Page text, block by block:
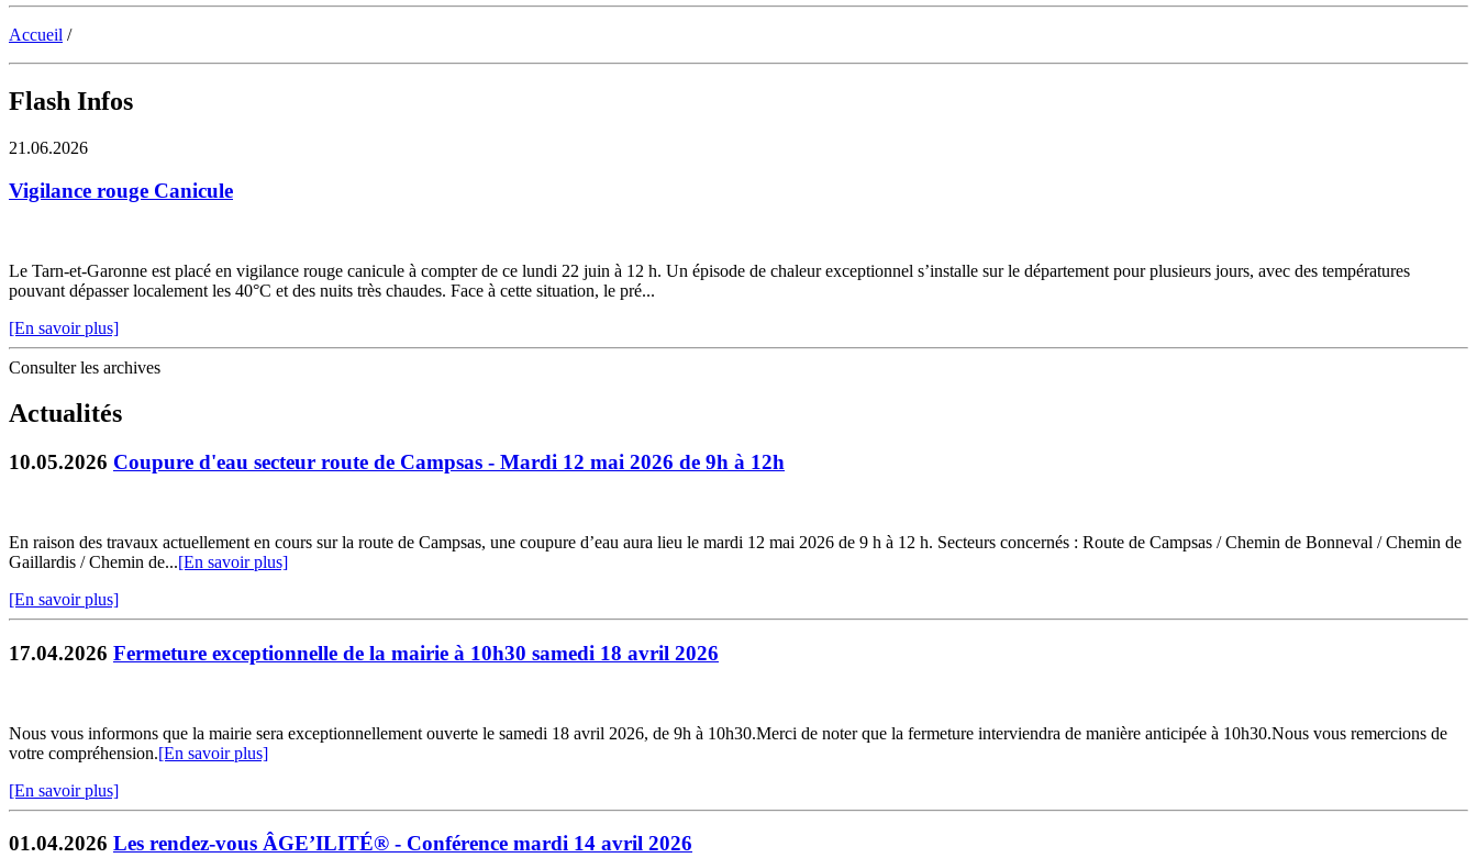
Accueil /
Flash Infos
21.06.2026
Vigilance rouge Canicule
Le Tarn-et-Garonne est placé en vigilance rouge canicule à compter de ce lundi 22 juin à 12 h. Un épisode de chaleur exceptionnel s’installe sur le département pour plusieurs jours, avec des températures
pouvant dépasser localement les 40°C et des nuits très chaudes. Face à cette situation, le pré...
[En savoir plus]
Consulter les archives
Actualités
10.05.2026 Coupure d'eau secteur route de Campsas - Mardi 12 mai 2026 de 9h à 12h
En raison des travaux actuellement en cours sur la route de Campsas, une coupure d’eau aura lieu le mardi 12 mai 2026 de 9 h à 12 h. Secteurs concernés : Route de Campsas / Chemin de Bonneval / Chemin de
Gaillardis / Chemin de...[En savoir plus]
[En savoir plus]
17.04.2026 Fermeture exceptionnelle de la mairie à 10h30 samedi 18 avril 2026
Nous vous informons que la mairie sera exceptionnellement ouverte le samedi 18 avril 2026, de 9h à 10h30.Merci de noter que la fermeture interviendra de manière anticipée à 10h30.Nous vous remercions de
votre compréhension.[En savoir plus]
[En savoir plus]
01.04.2026 Les rendez-vous ÂGE’ILITÉ® - Conférence mardi 14 avril 2026